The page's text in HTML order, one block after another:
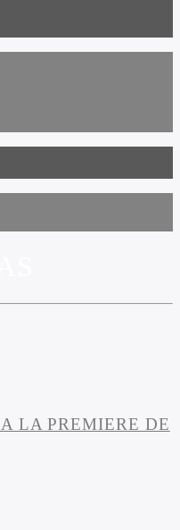
LA PREMIERE DE